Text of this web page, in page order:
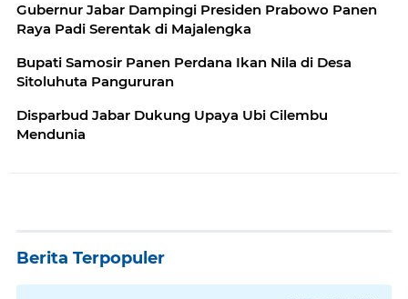
Gubernur Jabar Dampingi Presiden Prabowo Panen
Raya Padi Serentak di Majalengka
Bupati Samosir Panen Perdana Ikan Nila di Desa
Sitoluhuta Pangururan
Disparbud Jabar Dukung Upaya Ubi Cilembu
Mendunia
Berita Terpopuler